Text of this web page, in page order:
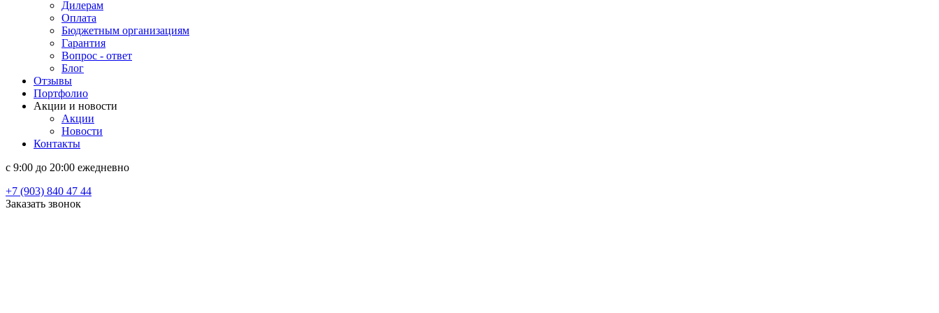
Дилерам
Оплата
Бюджетным организациям
Гарантия
Вопрос - ответ
Блог
Отзывы
Портфолио
Акции и новости
Акции
Новости
Контакты
c 9:00 до 20:00 ежедневно
+7 (903) 840 47 44
Заказать звонок